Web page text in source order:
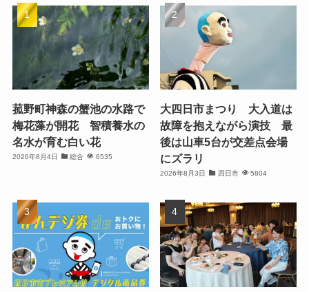
菰野町神森の蟹池の水路で
梅花藻が開花 智積養水の
名水が育む白い花
2026年8月4日 総合 6535
大四日市まつり 大入道は
故障を抱えながら演技 最
後は山車5台が交差点会場
にズラリ
2026年8月3日 四日市 5804